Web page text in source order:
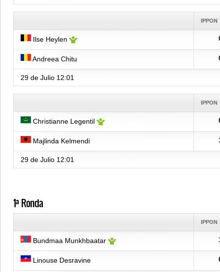
IPPON
Ilse Heylen
Andreea Chitu
29 de Julio 12:01
IPPON
Christianne Legentil
Majlinda Kelmendi
29 de Julio 12:01
1ª Ronda
IPPON
Bundmaa Munkhbaatar
Linouse Desravine